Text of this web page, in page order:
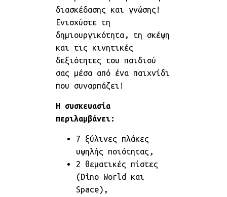
διασκέδασης και γνώσης!
Ενισχύστε τη
δημιουργικότητα, τη σκέψη
και τις κινητικές
δεξιότητες του παιδιού
σας μέσα από ένα παιχνίδι
που συναρπάζει!
Η συσκευασία
περιλαμβάνει:
7 ξύλινες πλάκες
υψηλής ποιότητας,
2 θεματικές πίστες
(Dino World και
Space),